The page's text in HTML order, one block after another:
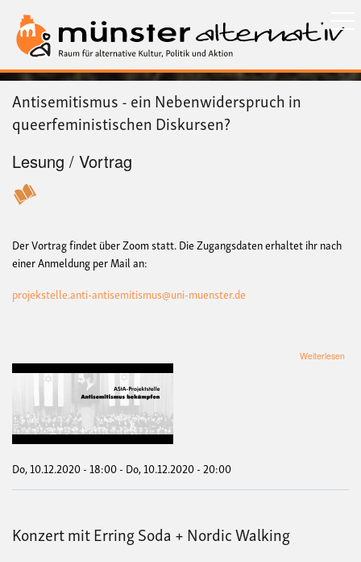
zum
Inhalt
Antisemitismus - ein Nebenwiderspruch in
queerfeministischen Diskursen?
Lesung / Vortrag
Der Vortrag findet über Zoom statt. Die Zugangsdaten erhaltet ihr nach
einer Anmeldung per Mail an:
projekstelle.anti-antisemitismus@uni-muenster.de
Weiterlesen
Do, 10.12.2020 - 18:00- Do, 10.12.2020 - 20:00
Konzert mit Erring Soda + Nordic Walking